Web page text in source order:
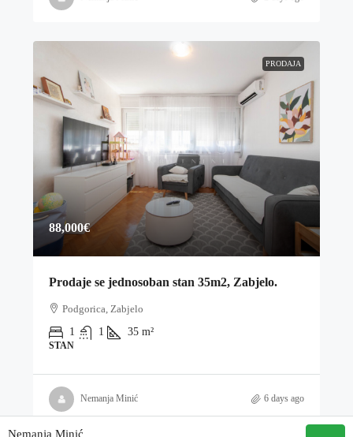
PRODAJA
88,000€
Prodaje se jednosoban stan 35m2, Zabjelo.
Podgorica, Zabjelo
1
1 35 m²
STAN
Nemanja Minić 6 days ago
Nemanja Minić